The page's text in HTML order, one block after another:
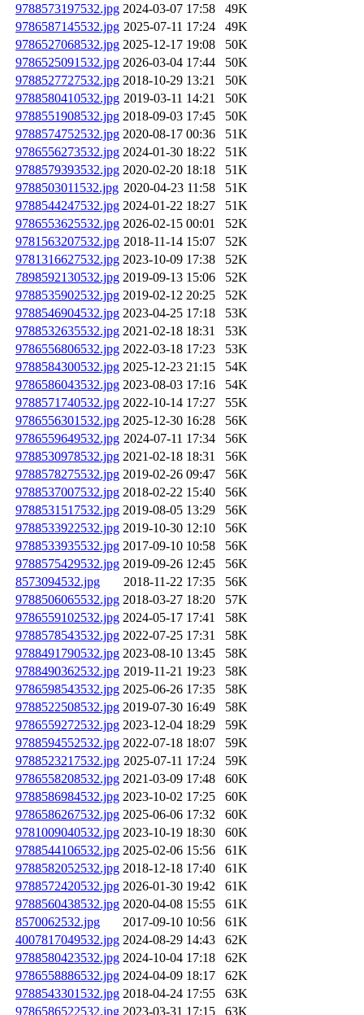
9788573197532.jpg 2024-03-07 17:58
49K
9786587145532.jpg 2025-07-11 17:24
49K
9786527068532.jpg 2025-12-17 19:08
50K
9786525091532.jpg 2026-03-04 17:44
50K
9788527727532.jpg 2018-10-29 13:21
50K
9788580410532.jpg 2019-03-11 14:21
50K
9788551908532.jpg 2018-09-03 17:45
50K
9788574752532.jpg 2020-08-17 00:36
51K
9786556273532.jpg 2024-01-30 18:22
51K
9788579393532.jpg 2020-02-20 18:18
51K
9788503011532.jpg 2020-04-23 11:58
51K
9788544247532.jpg 2024-01-22 18:27
51K
9786553625532.jpg 2026-02-15 00:01
52K
9781563207532.jpg 2018-11-14 15:07
52K
9781316627532.jpg 2023-10-09 17:38
52K
7898592130532.jpg 2019-09-13 15:06
52K
9788535902532.jpg 2019-02-12 20:25
52K
9788546904532.jpg 2023-04-25 17:18
53K
9788532635532.jpg 2021-02-18 18:31
53K
9786556806532.jpg 2022-03-18 17:23
53K
9788584300532.jpg 2025-12-23 21:15
54K
9786586043532.jpg 2023-08-03 17:16
54K
9788571740532.jpg 2022-10-14 17:27
55K
9786556301532.jpg 2025-12-30 16:28
56K
9786559649532.jpg 2024-07-11 17:34
56K
9788530978532.jpg 2021-02-18 18:31
56K
9788578275532.jpg 2019-02-26 09:47
56K
9788537007532.jpg 2018-02-22 15:40
56K
9788531517532.jpg 2019-08-05 13:29
56K
9788533922532.jpg 2019-10-30 12:10
56K
9788533935532.jpg 2017-09-10 10:58
56K
9788575429532.jpg 2019-09-26 12:45
56K
8573094532.jpg
2018-11-22 17:35
56K
9788506065532.jpg 2018-03-27 18:20
57K
9786559102532.jpg 2024-05-17 17:41
58K
9788578543532.jpg 2022-07-25 17:31
58K
9788491790532.jpg 2023-08-10 13:45
58K
9788490362532.jpg 2019-11-21 19:23
58K
9786598543532.jpg 2025-06-26 17:35
58K
9788522508532.jpg 2019-07-30 16:49
58K
9786559272532.jpg 2023-12-04 18:29
59K
9788594552532.jpg 2022-07-18 18:07
59K
9788523217532.jpg 2025-07-11 17:24
59K
9786558208532.jpg 2021-03-09 17:48
60K
9788586984532.jpg 2023-10-02 17:25
60K
9786586267532.jpg 2025-06-06 17:32
60K
9781009040532.jpg 2023-10-19 18:30
60K
9788544106532.jpg 2025-02-06 15:56
61K
9788582052532.jpg 2018-12-18 17:40
61K
9788572420532.jpg 2026-01-30 19:42
61K
9788560438532.jpg 2020-04-08 15:55
61K
8570062532.jpg
2017-09-10 10:56
61K
4007817049532.jpg 2024-08-29 14:43
62K
9788580423532.jpg 2024-10-04 17:18
62K
9786558886532.jpg 2024-04-09 18:17
62K
9788543301532.jpg 2018-04-24 17:55
63K
9786586522532.jpg 2023-03-31 17:15 63K